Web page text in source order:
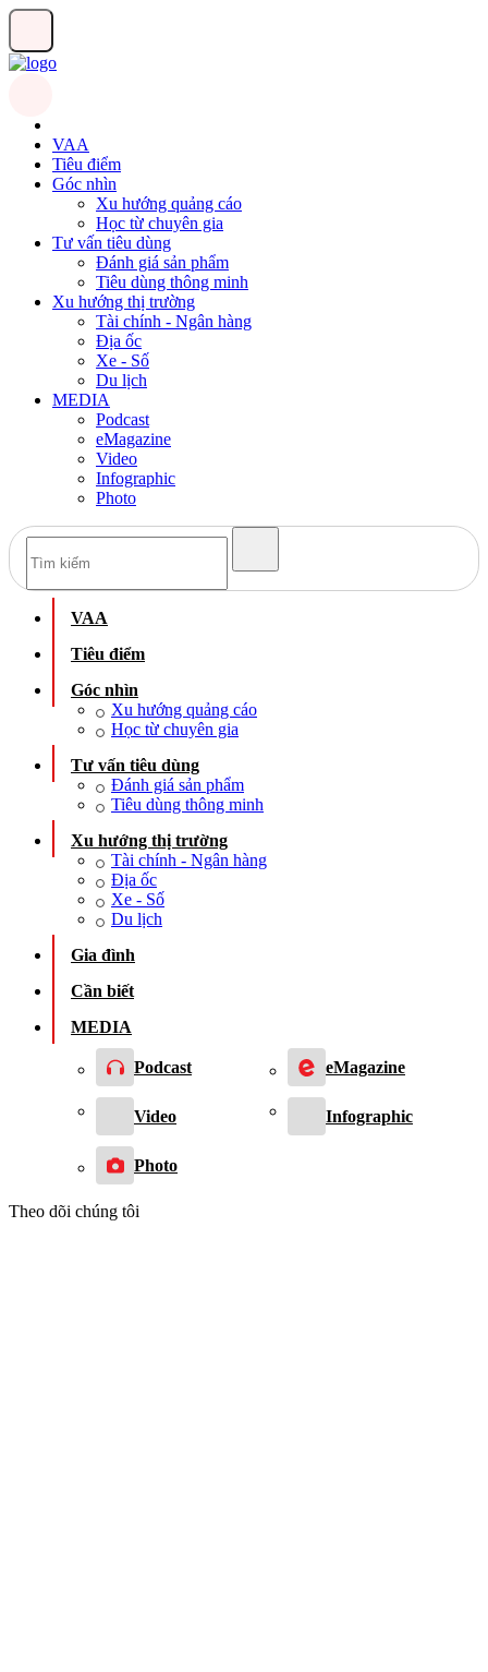
VAA
Tiêu điểm
Góc nhìn
Xu hướng quảng cáo
Học từ chuyên gia
Tư vấn tiêu dùng
Đánh giá sản phẩm
Tiêu dùng thông minh
Xu hướng thị trường
Tài chính - Ngân hàng
Địa ốc
Xe - Số
Du lịch
MEDIA
Podcast
eMagazine
Video
Infographic
Photo
VAA
Tiêu điểm
Góc nhìn
Xu hướng quảng cáo
Học từ chuyên gia
Tư vấn tiêu dùng
Đánh giá sản phẩm
Tiêu dùng thông minh
Xu hướng thị trường
Tài chính - Ngân hàng
Địa ốc
Xe - Số
Du lịch
Gia đình
Cần biết
MEDIA
Podcast eMagazine
Video Infographic
Photo
Theo dõi chúng tôi